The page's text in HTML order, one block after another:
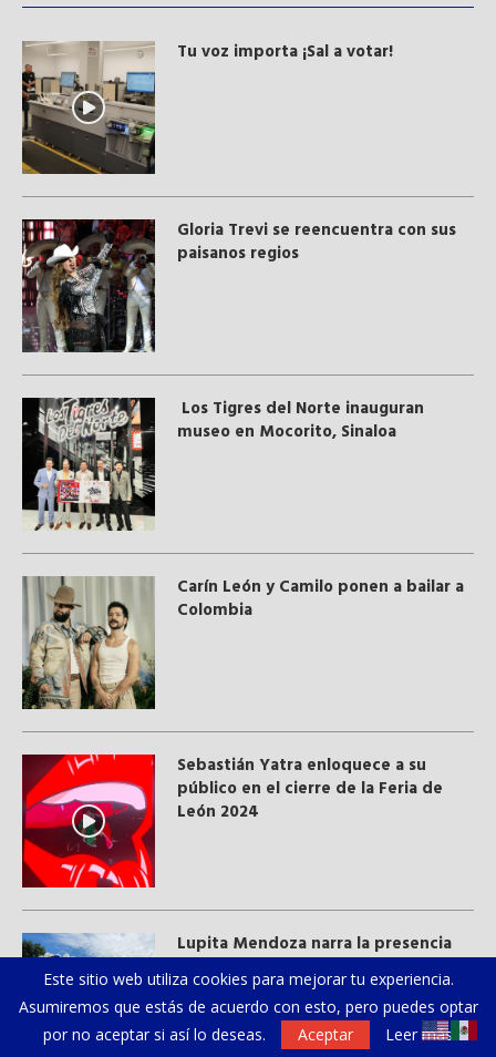
Tu voz importa ¡Sal a votar!
Gloria Trevi se reencuentra con sus
paisanos regios
Los Tigres del Norte inauguran
museo en Mocorito, Sinaloa
Carín León y Camilo ponen a bailar a
Colombia
Sebastián Yatra enloquece a su
público en el cierre de la Feria de
León 2024
Lupita Mendoza narra la presencia
de la Virgen peregrina de Zapopan,
Jalisco, que se hizo presente en
desfile mexicano
Este sitio web utiliza cookies para mejorar tu experiencia.
Asumiremos que estás de acuerdo con esto, pero puedes optar
por no aceptar si así lo deseas.
Aceptar Leer más